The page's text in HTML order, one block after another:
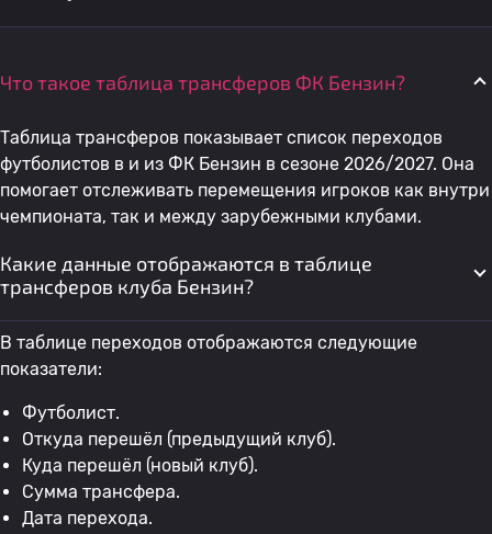
Что такое таблица трансферов ФК Бензин?
Таблица трансферов показывает список переходов
футболистов в и из ФК Бензин в сезоне 2026/2027. Она
помогает отслеживать перемещения игроков как внутри
чемпионата, так и между зарубежными клубами.
Какие данные отображаются в таблице
трансферов клуба Бензин?
В таблице переходов отображаются следующие
показатели:
Футболист.
Откуда перешёл (предыдущий клуб).
Куда перешёл (новый клуб).
Сумма трансфера.
Дата перехода.